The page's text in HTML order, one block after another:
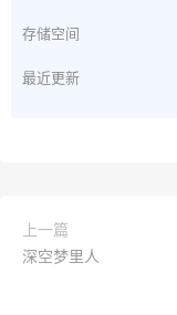
存储空间
最近更新
上一篇
深空梦里人